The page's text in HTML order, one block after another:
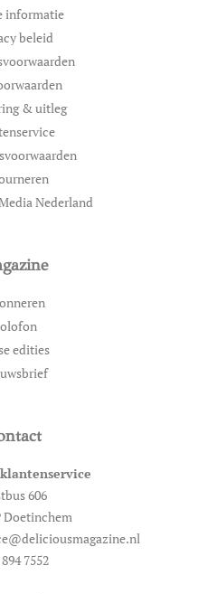
informatie
beleid
& uitleg
Nederland
edities
606
Doetinchem
7552